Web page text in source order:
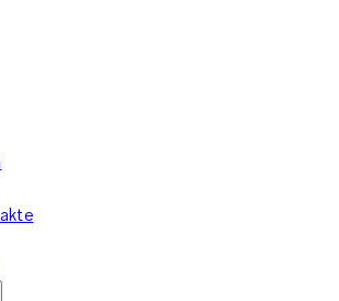
Gleichzeitig trocknet das Material
praktisch ist, wenn der Skioverall am
getragen werden soll. Auch die
springen und ausgelassen im
geschnittener Schneeoverall bietet
Passform und
viel Komfort. Da Skiacke und Skihose
sind, kann nichts verrutschen, und
wo sie hingehört. Elastische